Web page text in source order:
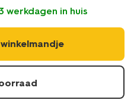
werkdagen in huis